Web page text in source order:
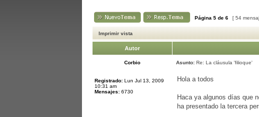
Página 5 de 6 [ 54
Imprimir vista
Autor
Corbio Asunto: Re: La cláusula 'filioque'
Registrado: Lun Jul 13, 2009
10:31 am
Mensajes: 6730
Hola a todos
Haca ya algunos días que
ha presentado la tercera